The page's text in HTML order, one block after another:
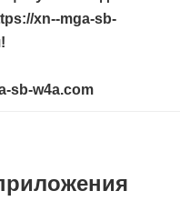
xn--mga-sb-
sb-w4a.com